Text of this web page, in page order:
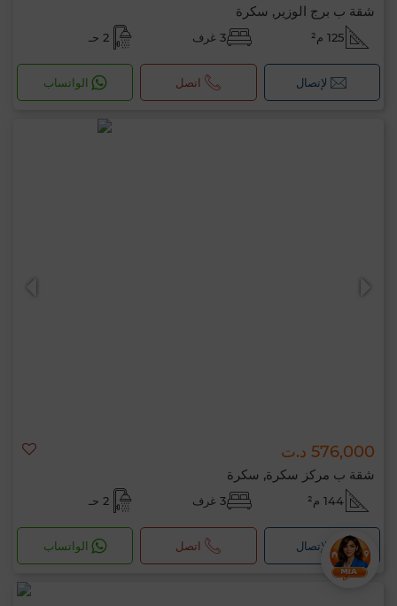
شقة ب برج الوزير, سكرة
125 م² 3 غرف 2 حـ
لإتصال اتصل الواتساب
576,000 د.ت
شقة ب مركز سكرة, سكرة
144 م² 3 غرف 2 حـ
لإتصال اتصل الواتساب